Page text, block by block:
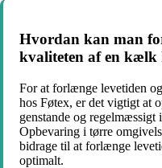
Hvordan kan man
kvaliteten af en kælk
For at forlænge levetiden
hos Føtex, er det vigtigt at
genstande og regelmæssigt
Opbevaring i tørre
bidrage til at forlænge
optimalt.